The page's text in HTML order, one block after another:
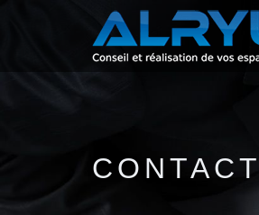
CONTACT